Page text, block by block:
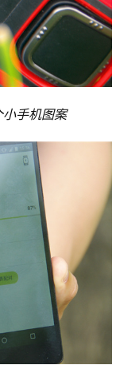
手机图案